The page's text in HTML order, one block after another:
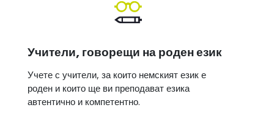
Учители, говорещи на роден език
Учете с учители, за които немският език е
роден и които ще ви преподават езика
автентично и компетентно.